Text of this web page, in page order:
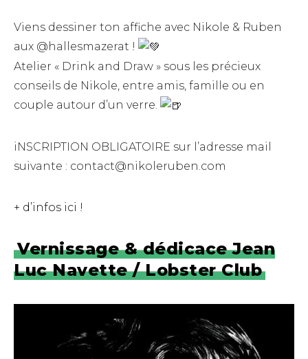
Viens dessiner ton affiche avec Nikole & Ruben
aux @hallesmazerat !
Atelier « Drink and Draw » sous les précieux
conseils de Nikole, entre amis, famille ou en
couple autour d’un verre.
iNSCRIPTION OBLIGATOIRE sur l’adresse mail
suivante : contact@nikoleruben.com
+ d’infos ici !
Vernissage & dédicace Jean
Luc Navette / Lobster Club